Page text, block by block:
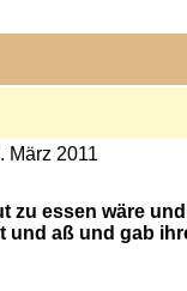
März 2011
zu essen wäre
aß und gab